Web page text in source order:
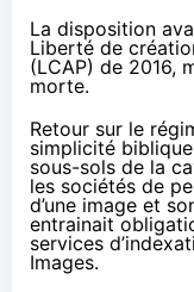
La disposition
Liberté de
(LCAP) de 2016,
morte.
Retour sur le
simplicité
sous-sols de la
les sociétés de
d’une image et
entrainait
services
Images.